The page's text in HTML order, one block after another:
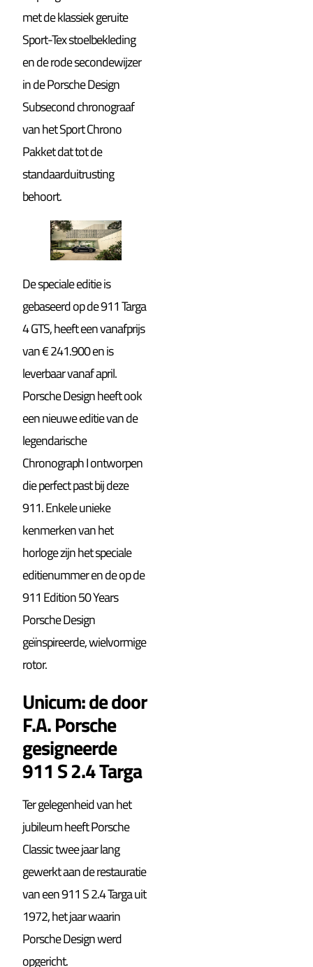
met de klassiek geruite
Sport-Tex stoelbekleding
en de rode secondewijzer
in de Porsche Design
Subsecond chronograaf
van het Sport Chrono
Pakket dat tot de
standaarduitrusting
behoort.
De speciale editie is
gebaseerd op de 911 Targa
4 GTS, heeft een vanafprijs
van € 241.900 en is
leverbaar vanaf april.
Porsche Design heeft ook
een nieuwe editie van de
legendarische
Chronograph I ontworpen
die perfect past bij deze
911. Enkele unieke
kenmerken van het
horloge zijn het speciale
editienummer en de op de
911 Edition 50 Years
Porsche Design
geïnspireerde, wielvormige
rotor.
Unicum: de door
F.A. Porsche
gesigneerde
911 S 2.4 Targa
Ter gelegenheid van het
jubileum heeft Porsche
Classic twee jaar lang
gewerkt aan de restauratie
van een 911 S 2.4 Targa uit
1972, het jaar waarin
Porsche Design werd
opgericht.